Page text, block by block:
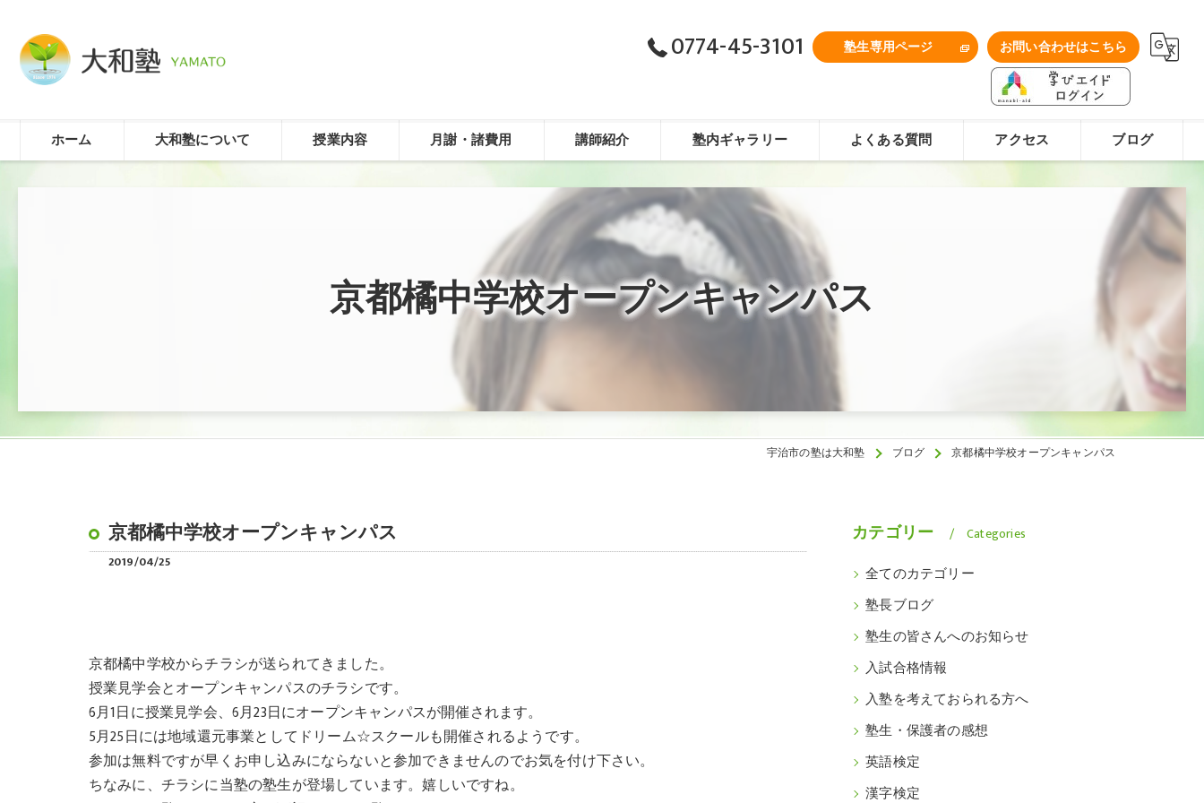
0774-45-3101 塾生専用ページ お問い合わせはこちら
ホーム 大和塾について 授業内容 月謝・諸費用 講師紹介 塾内ギャラリー よくある質問 アクセス ブログ
京都橘中学校オープンキャンパス
宇治市の塾は大和塾 ブログ 京都橘中学校オープンキャンパス
京都橘中学校オープンキャンパス
2019/04/25
京都橘中学校からチラシが送られてきました。
授業見学会とオープンキャンパスのチラシです。
6月1日に授業見学会、6月23日にオープンキャンパスが開催されます。
5月25日には地域還元事業としてドリーム☆スクールも開催されるようです。
参加は無料ですが早くお申し込みにならないと参加できませんのでお気を付け下さい。
ちなみに、チラシに当塾の塾生が登場しています。嬉しいですね。
カテゴリー Categories
全てのカテゴリー
塾長ブログ
塾生の皆さんへのお知らせ
入試合格情報
入塾を考えておられる方へ
塾生・保護者の感想
英語検定
漢字検定